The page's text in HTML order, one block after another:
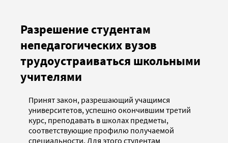
Разрешение студентам
непедагогических вузов
трудоустраиваться школьными
учителями
Принят закон, разрешающий учащимся
университетов, успешно окончившим третий
курс, преподавать в школах предметы,
соответствующие профилю получаемой
специальности. Для этого студентам